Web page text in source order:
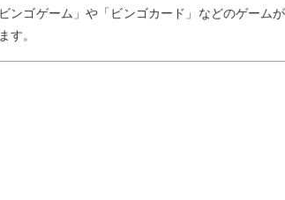
ビンゴゲーム」や「ビンゴカード」などのゲーム
す。